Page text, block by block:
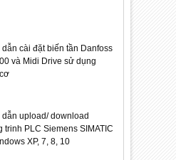
cài đặt biến tần Danfoss
và Midi Drive sử dụng
upload/ download
trinh PLC Siemens SIMATIC
XP, 7, 8, 10